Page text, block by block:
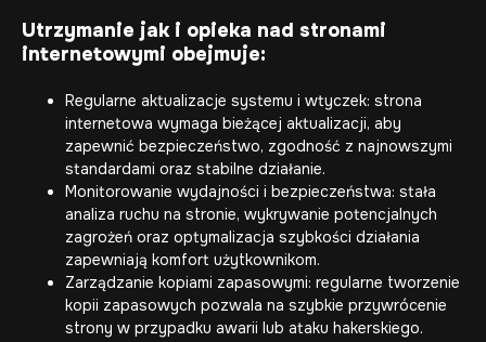
Utrzymanie jak i opieka nad stronami
internetowymi obejmuje:
Regularne aktualizacje systemu i wtyczek: strona
internetowa wymaga bieżącej aktualizacji, aby
zapewnić bezpieczeństwo, zgodność z najnowszymi
standardami oraz stabilne działanie.
Monitorowanie wydajności i bezpieczeństwa: stała
analiza ruchu na stronie, wykrywanie potencjalnych
zagrożeń oraz optymalizacja szybkości działania
zapewniają komfort użytkownikom.
Zarządzanie kopiami zapasowymi: regularne tworzenie
kopii zapasowych pozwala na szybkie przywrócenie
strony w przypadku awarii lub ataku hakerskiego.